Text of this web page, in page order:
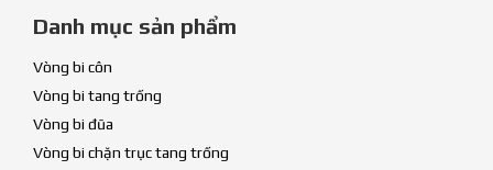
Danh mục sản phẩm
Vòng bi côn
Vòng bi tang trống
Vòng bi đũa
Vòng bi chặn trục tang trống